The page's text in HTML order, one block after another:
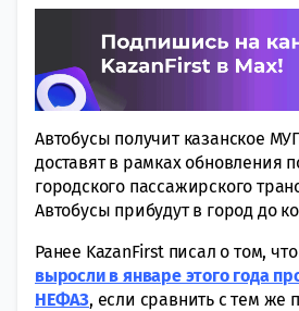
Автобусы получит казанское
доставят в рамках обновления
городского пассажирского
Автобусы прибудут в город до
Ранее KazanFirst писал о том,
выросли в январе этого года
НЕФАЗ, если сравнить с тем же